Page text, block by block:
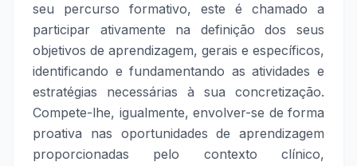
seu percurso formativo, este é chamado a
participar ativamente na definição dos seus
objetivos de aprendizagem, gerais e específicos,
identificando e fundamentando as atividades e
estratégias necessárias à sua concretização.
Compete-lhe, igualmente, envolver-se de forma
proativa nas oportunidades de aprendizagem
proporcionadas pelo contexto clínico,